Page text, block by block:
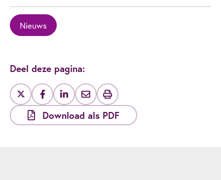
Nieuws
Deel deze pagina:
Download als PDF